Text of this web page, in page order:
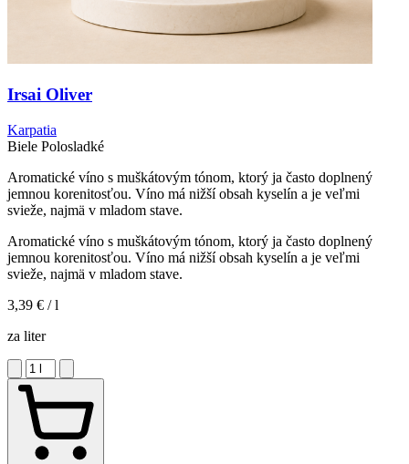
Irsai Oliver
Karpatia
Biele Polosladké
Aromatické víno s muškátovým tónom, ktorý ja často doplnený
jemnou korenitosťou. Víno má nižší obsah kyselín a je veľmi
svieže, najmä v mladom stave.
Aromatické víno s muškátovým tónom, ktorý ja často doplnený
jemnou korenitosťou. Víno má nižší obsah kyselín a je veľmi
svieže, najmä v mladom stave.
3,39 € / l
za liter